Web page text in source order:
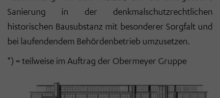
Sanierung in der denkmalschutzrechtlichen
historischen Bausubstanz mit besonderer Sorgfalt und
bei laufendendem Behördenbetrieb umzusetzen.
*) = teilweise im Auftrag der Obermeyer Gruppe